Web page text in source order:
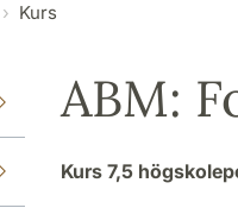
Kurs
ABM:
Kurs 7,5